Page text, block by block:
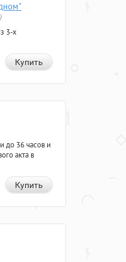
3-х
Купить
до 36 часов и
акта в
Купить